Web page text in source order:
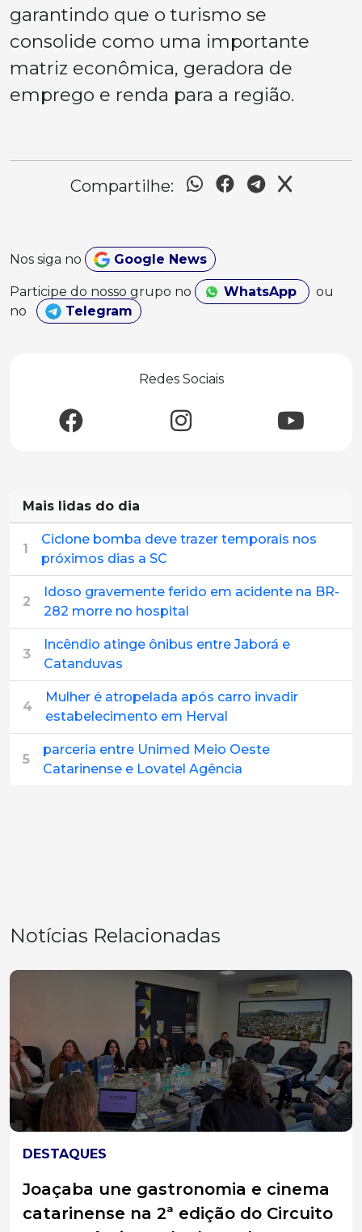
garantindo que o turismo se
consolide como uma importante
matriz econômica, geradora de
emprego e renda para a região.
Compartilhe:
Nos siga no Google News
Participe do nosso grupo no WhatsApp
ou
no
Telegram
Redes Sociais
Mais lidas do dia
1
Ciclone bomba deve trazer temporais nos
próximos dias a SC
2
Idoso gravemente ferido em acidente na BR-
282 morre no hospital
3
Incêndio atinge ônibus entre Jaborá e
Catanduvas
4
Mulher é atropelada após carro invadir
estabelecimento em Herval
5
parceria entre Unimed Meio Oeste
Catarinense e Lovatel Agência
Notícias Relacionadas
CAMPOS NOVOS
Carreta provoca interdição de ponte
em Campos Novos